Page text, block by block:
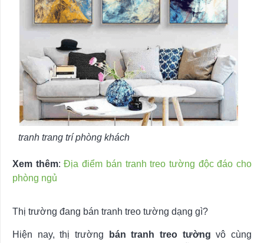
tranh trang trí phòng khách
Xem thêm:Địa điểm bán tranh treo tường độc đáo cho
phòng ngủ
Thị trường đang bán tranh treo tường dạng gì?
Hiện nay, thị trường bán tranh treo tường vô cùng